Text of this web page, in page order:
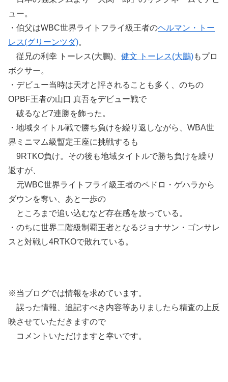
ュー。
・伯父はWBC世界ライトフライ級王者のヘルマン・トー
レス(グリーンツダ)。
従兄の利幸 トーレス(大鵬)、 健文 トーレス(大鵬)もプロ
ボクサー。
・デビュー当時は天才と評されることも多く、のちの
OPBF王者の山口 真吾をデビュー戦で
破るなど7連勝を飾った。
・地域タイトル戦で勝ち負けを繰り返しながら、WBA世
界ミニマム級暫定王座に挑戦するも
9RTKO負け。その後も地域タイトルで勝ち負けを繰り
返すが、
元WBC世界ライトフライ級王者のペドロ・ゲハラから
ダウンを奪い、あと一歩の
ところまで追い込むなど存在感を放っている。
・のちに世界二階級制覇王者となるジョナサン・ゴンサレ
スと対戦し4RTKOで敗れている。
※当ブログでは情報を求めています。
誤った情報、追記すべき内容等ありましたら精査の上反
映させていただきますので
コメントいただけますと幸いです。